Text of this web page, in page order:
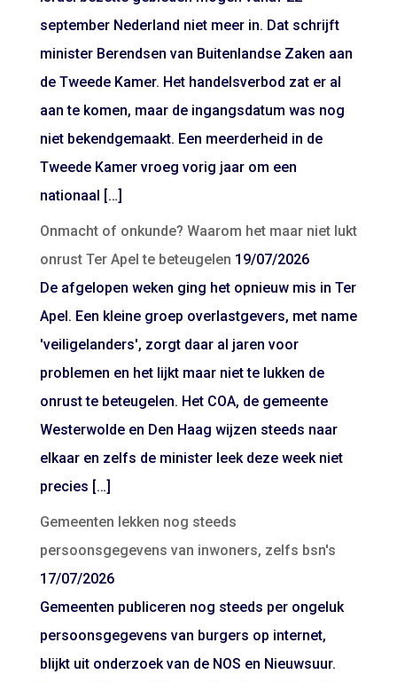
september Nederland niet meer in. Dat schrijft
minister Berendsen van Buitenlandse Zaken aan
de Tweede Kamer. Het handelsverbod zat er al
aan te komen, maar de ingangsdatum was nog
niet bekendgemaakt. Een meerderheid in de
Tweede Kamer vroeg vorig jaar om een
nationaal […]
Onmacht of onkunde? Waarom het maar niet lukt
onrust Ter Apel te beteugelen 19/07/2026
De afgelopen weken ging het opnieuw mis in Ter
Apel. Een kleine groep overlastgevers, met name
'veiligelanders', zorgt daar al jaren voor
problemen en het lijkt maar niet te lukken de
onrust te beteugelen. Het COA, de gemeente
Westerwolde en Den Haag wijzen steeds naar
elkaar en zelfs de minister leek deze week niet
precies […]
Gemeenten lekken nog steeds
persoonsgegevens van inwoners, zelfs bsn's
17/07/2026
Gemeenten publiceren nog steeds per ongeluk
persoonsgegevens van burgers op internet,
blijkt uit onderzoek van de NOS en Nieuwsuur.